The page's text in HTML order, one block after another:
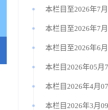
本栏目至2026年7
本栏目至2026年7
本栏目至2026年6
本栏目2026年05月
本栏目2026年4月
本栏目2026年3月